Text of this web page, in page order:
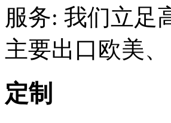
服务: 我们立足
主要出口欧美
定制